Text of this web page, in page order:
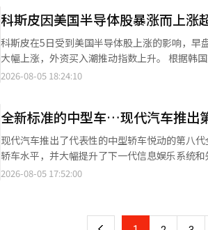
市场底部，增强国内股市的下行支撑力。”※
基（3.56%）、利诺工业（3.26%）、彩虹机
（0.24%）、ABL生物（0.12%）等均上涨。相反，生
称：“KOSDAQ因前期市盈率下降，估值压力
入资金。” ※ 本报道经人工智能（AI）系统翻
海力士（6.98%）、SK广场（6.23%）、现代
解决方案（1.67%）、KB金融（1.24%）、三星生物制药（
分析称：“由于油价和利率的稳定，加上强烈
断。” 同一时间，KOSDAQ指数较前一交易日上涨17.20点（2.20%），报797.92点。该指数当天以794.93点（上涨
14.21点，1.82%）开盘。 在KOSDAQ市场上，外国投资者和机构分别净卖出4189亿韩元和650亿韩元，而个人投资
涨。IoTechnics（7.28%）、Jusung
（3.11%）、Rainbow Robotics（2.78%）
Bio（0.62%）、EcoPro（0.12%）等均在上涨中。 代信证券的研究员李京敏分析称：“KOSDAQ由于前
降，估值压力减轻，加上国债利率下降和
能（AI）系统翻译与编辑。
科斯皮因美国半导体股暴涨而上涨
科斯皮在5日受到美国半导体股上涨的影响，
大幅上涨，外资买入潮推动指数上升。 根据韩国交易所的数据，截至上午9时07分，科斯皮较前一交易日上涨272.90
点（4.29%），报6631.85点。指数开盘时较前
士（上涨5.71%）、三星生命（上涨5.40%）
3.44%）、现代汽车（上涨3.06%）、LG能源
涨。 同一时间，科斯达克指数较前一交易日上涨5.06点（0.65%），报785.78点。该指数当天开盘时上涨14.21点
（1.82%），报794.93点。 在科斯达克市场上，个人净买入3402亿韩元，而外资和机构则分别净卖出2656亿韩元和
734亿韩元。 科斯达克市值前列的股票表现不一。Alteogen（上涨2.06%）、主成工程（上涨0.66%）、Rino工业
0.35%）等股票则下跌。 Kiwoom证券研究员韩志英表示：“今天国内科斯皮在国际油价和美国国债收益率下降等有
2026-08-05 18:24:10
全新标准的中型车…现代汽车推出
现代汽车推出了代表性的中型轿车悦动的第八
轿车水平，并大幅提升了下一代信息娱乐系统和先进安全配置，
悦动”的预订。第八代新款悦动在2026年6月的
合动力两种选择。汽油车型的最大功率为149
2026-08-05 17:52:00